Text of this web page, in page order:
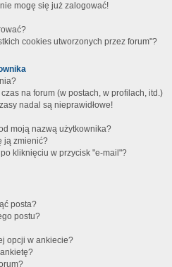
mogę się już zalogować!
cookies utworzonych przez forum"?
na forum (w postach, w profilach, itd.)
nadal są nieprawidłowe!
moją nazwą użytkownika?
ją zmienić?
kliknięciu w przycisk "e-mail"?
posta?
postu?
opcji w ankiecie?